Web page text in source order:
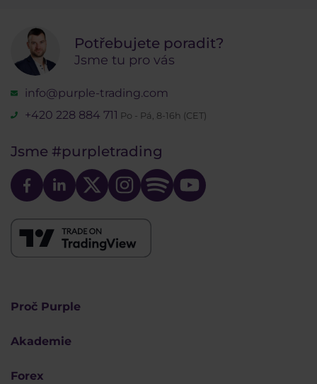
Potřebujete poradit?
Jsme tu pro vás
info@purple-trading.com
+420 228 884 711 Po - Pá, 8-16h (CET)
Jsme #purpletrading
Proč Purple
Akademie
Forex